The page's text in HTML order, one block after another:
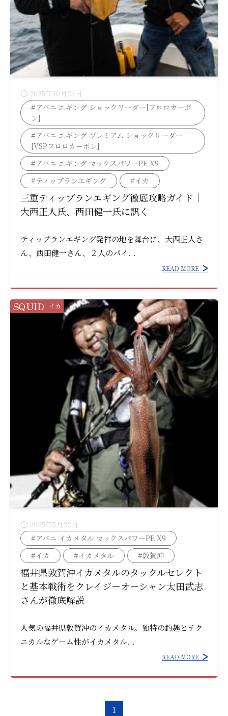
2025年10月24日
#アバニ エギング ショックリーダー[フロロカーボ
ン]
#アバニ エギング プレミアム ショックリーダー
[VSPフロロカーボン]
#アバニ エギング マックスパワーPE X9
#ティップランエギング
#イカ
三重ティップランエギング徹底攻略ガイド｜
大西正人氏、西田健一氏に訊く
ティップランエギング発祥の地を舞台に、大西正人さ
ん、西田健一さん、２人のパイ...
READ MORE
SQUID イカ
2025年5月22日
#アバニ イカメタル マックスパワーPE X9
#イカ
#イカメタル #敦賀沖
福井県敦賀沖イカメタルのタックルセレクト
と基本戦術をクレイジーオーシャン太田武志
さんが徹底解説
人気の福井県敦賀沖のイカメタル。独特の釣趣とテク
ニカルなゲーム性がイカメタル...
READ MORE
1